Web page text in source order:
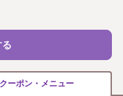
クーポン・メニュー